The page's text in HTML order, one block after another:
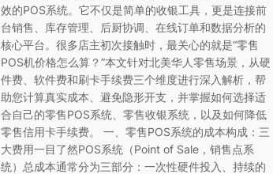
效的POS系统。它不仅是简单的收银工具，更是连接前
台销售、库存管理、后厨协调、在线订单和数据分析的
核心平台。很多店主初次接触时，最关心的就是“零售
POS机价格怎么算？”本文针对北美华人零售场景，从硬
件费、软件费和刷卡手续费三个维度进行深入解析，帮
助您计算真实成本、避免隐形开支，并掌握如何选择适
合自己的零售POS系统、零售收银系统，以及如何降低
零售信用卡手续费。 一、零售POS系统的成本构成：三
大费用一目了然POS系统（Point of Sale，销售点系
统）总成本通常分为三部分：一次性硬件投入、持续的